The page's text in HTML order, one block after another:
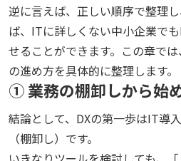
逆に言えば、正しい順序で整理
ば、ITに詳しくない中小企業で
せることができます。この章で
の進め方を具体的に整理します。
① 業務の棚卸しから始
結論として、DXの第一歩はIT導
（棚卸し）です。